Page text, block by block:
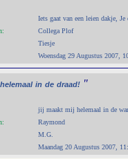
Iets gaat van een leien dakje,
Collega Plof
Tiesje
Woensdag 29 Augustus 2007,
helemaal in de draad! "
jij maakt mij helemaal in de
Raymond
M.G.
Maandag 20 Augustus 2007,